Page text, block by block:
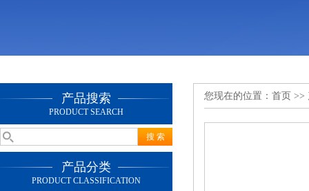
产品搜索
PRODUCT SEARCH
产品分类
PRODUCT CLASSIFICATION
您现在的位置： 首页 >>